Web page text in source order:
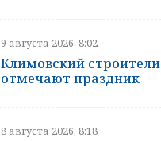
9 августа 2026, 8:02
Климовский строители
отмечают праздник
8 августа 2026, 8:18